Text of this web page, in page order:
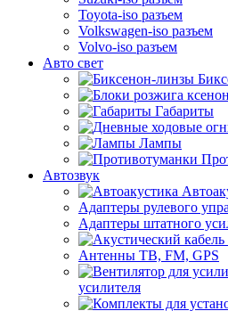
Toyota-iso разъем
Volkswagen-iso разъем
Volvo-iso разъем
Авто свет
Габариты
Лампы
Автозвук
Адаптеры рулевого
Адаптеры штатного
Антенны ТВ, FM, GPS
усилителя